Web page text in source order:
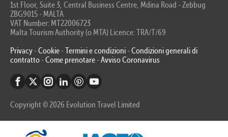
1st Floor, Suite 3, Central Business Centre, Mdina Road - Zebbug
ZBG9015 - MALTA
VAT Number: MT22006723
Malta Tourism Authority (o MTA) Licence: TRA/T/69
Privacy -Cookie -Termini e condizioni -Condizioni generali di
contratto -Come prenotare -Avviso Coronavirus
Copyright © 2026 Evolution Travel Limited